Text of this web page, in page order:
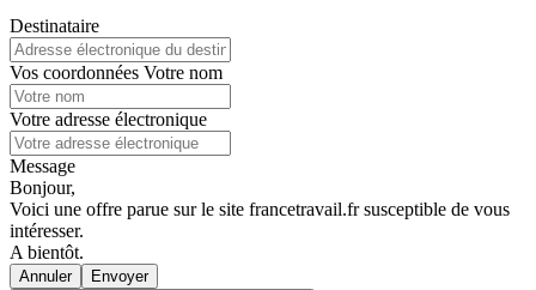
Destinataire
Vos coordonnées Votre nom
Votre adresse électronique
Message
Bonjour,
Voici une offre parue sur le site francetravail.fr susceptible de vous
intéresser.
A bientôt.
Annuler